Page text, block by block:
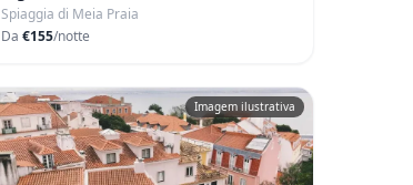
Spiaggia di Meia Praia
Da€155/notte
Imagem ilustrativa